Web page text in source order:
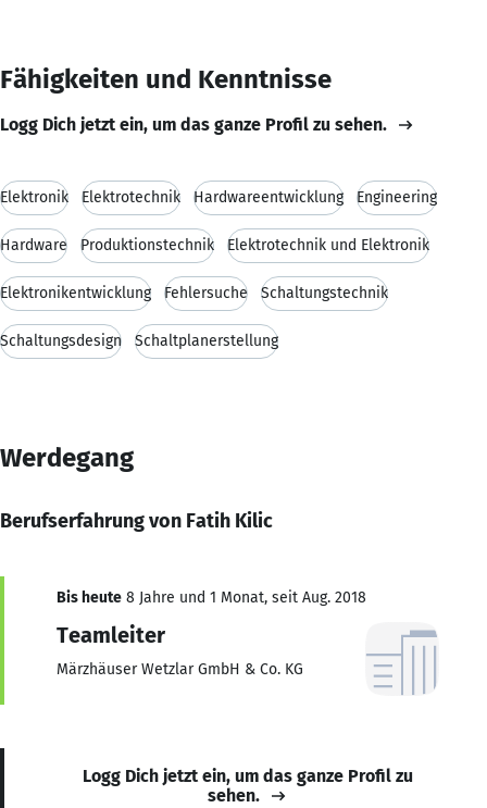
Fähigkeiten und Kenntnisse
Logg Dich jetzt ein, um das ganze Profil zu sehen.
Elektronik Elektrotechnik Hardwareentwicklung Engineering
Hardware Produktionstechnik Elektrotechnik und Elektronik
Elektronikentwicklung Fehlersuche Schaltungstechnik
Schaltungsdesign Schaltplanerstellung
Werdegang
Berufserfahrung von Fatih Kilic
Bis heute 8 Jahre und 1 Monat, seit Aug. 2018
Teamleiter
Märzhäuser Wetzlar GmbH & Co. KG
Logg Dich jetzt ein, um das ganze Profil zu
sehen.